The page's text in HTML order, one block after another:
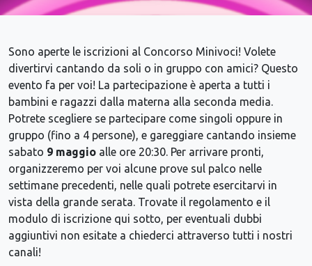
Sono aperte le iscrizioni al Concorso Minivoci! Volete
divertirvi cantando da soli o in gruppo con amici? Questo
evento fa per voi! La partecipazione è aperta a tutti i
bambini e ragazzi dalla materna alla seconda media.
Potrete scegliere se partecipare come singoli oppure in
gruppo (fino a 4 persone), e gareggiare cantando insieme
sabato 9 maggio alle ore 20:30. Per arrivare pronti,
organizzeremo per voi alcune prove sul palco nelle
settimane precedenti, nelle quali potrete esercitarvi in
vista della grande serata. Trovate il regolamento e il
modulo di iscrizione qui sotto, per eventuali dubbi
aggiuntivi non esitate a chiederci attraverso tutti i nostri
canali!